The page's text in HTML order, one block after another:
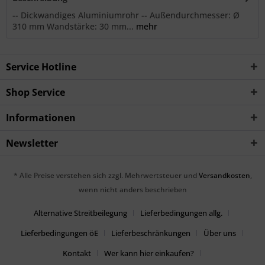
-- Dickwandiges Aluminiumrohr -- Außendurchmesser: Ø
310 mm Wandstärke: 30 mm... mehr
Service Hotline
Shop Service
Informationen
Newsletter
* Alle Preise verstehen sich zzgl. Mehrwertsteuer und Versandkosten,
wenn nicht anders beschrieben
Alternative Streitbeilegung
Lieferbedingungen allg.
Lieferbedingungen öE
Lieferbeschränkungen
Über uns
Kontakt
Wer kann hier einkaufen?